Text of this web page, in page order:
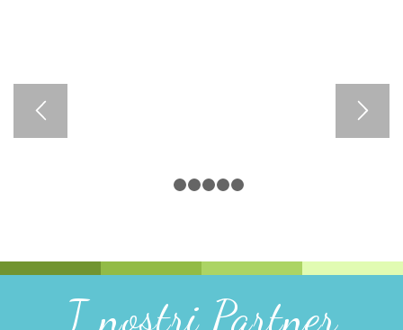
I nostri Partner